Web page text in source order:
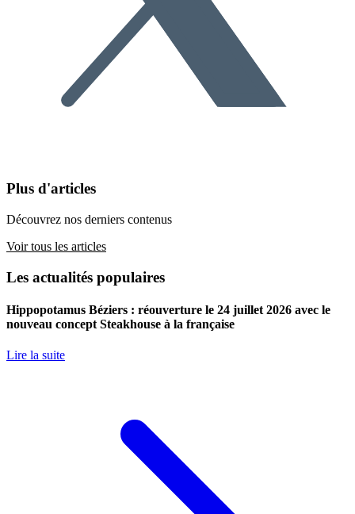
Plus d'articles
Découvrez nos derniers contenus
Voir tous les articles
Les actualités populaires
Hippopotamus Béziers : réouverture le 24 juillet 2026 avec le
nouveau concept Steakhouse à la française
Lire la suite